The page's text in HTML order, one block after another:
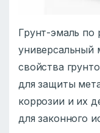
Грунт-эмаль
универсальный
свойства
для защиты
коррозии и их
для законного